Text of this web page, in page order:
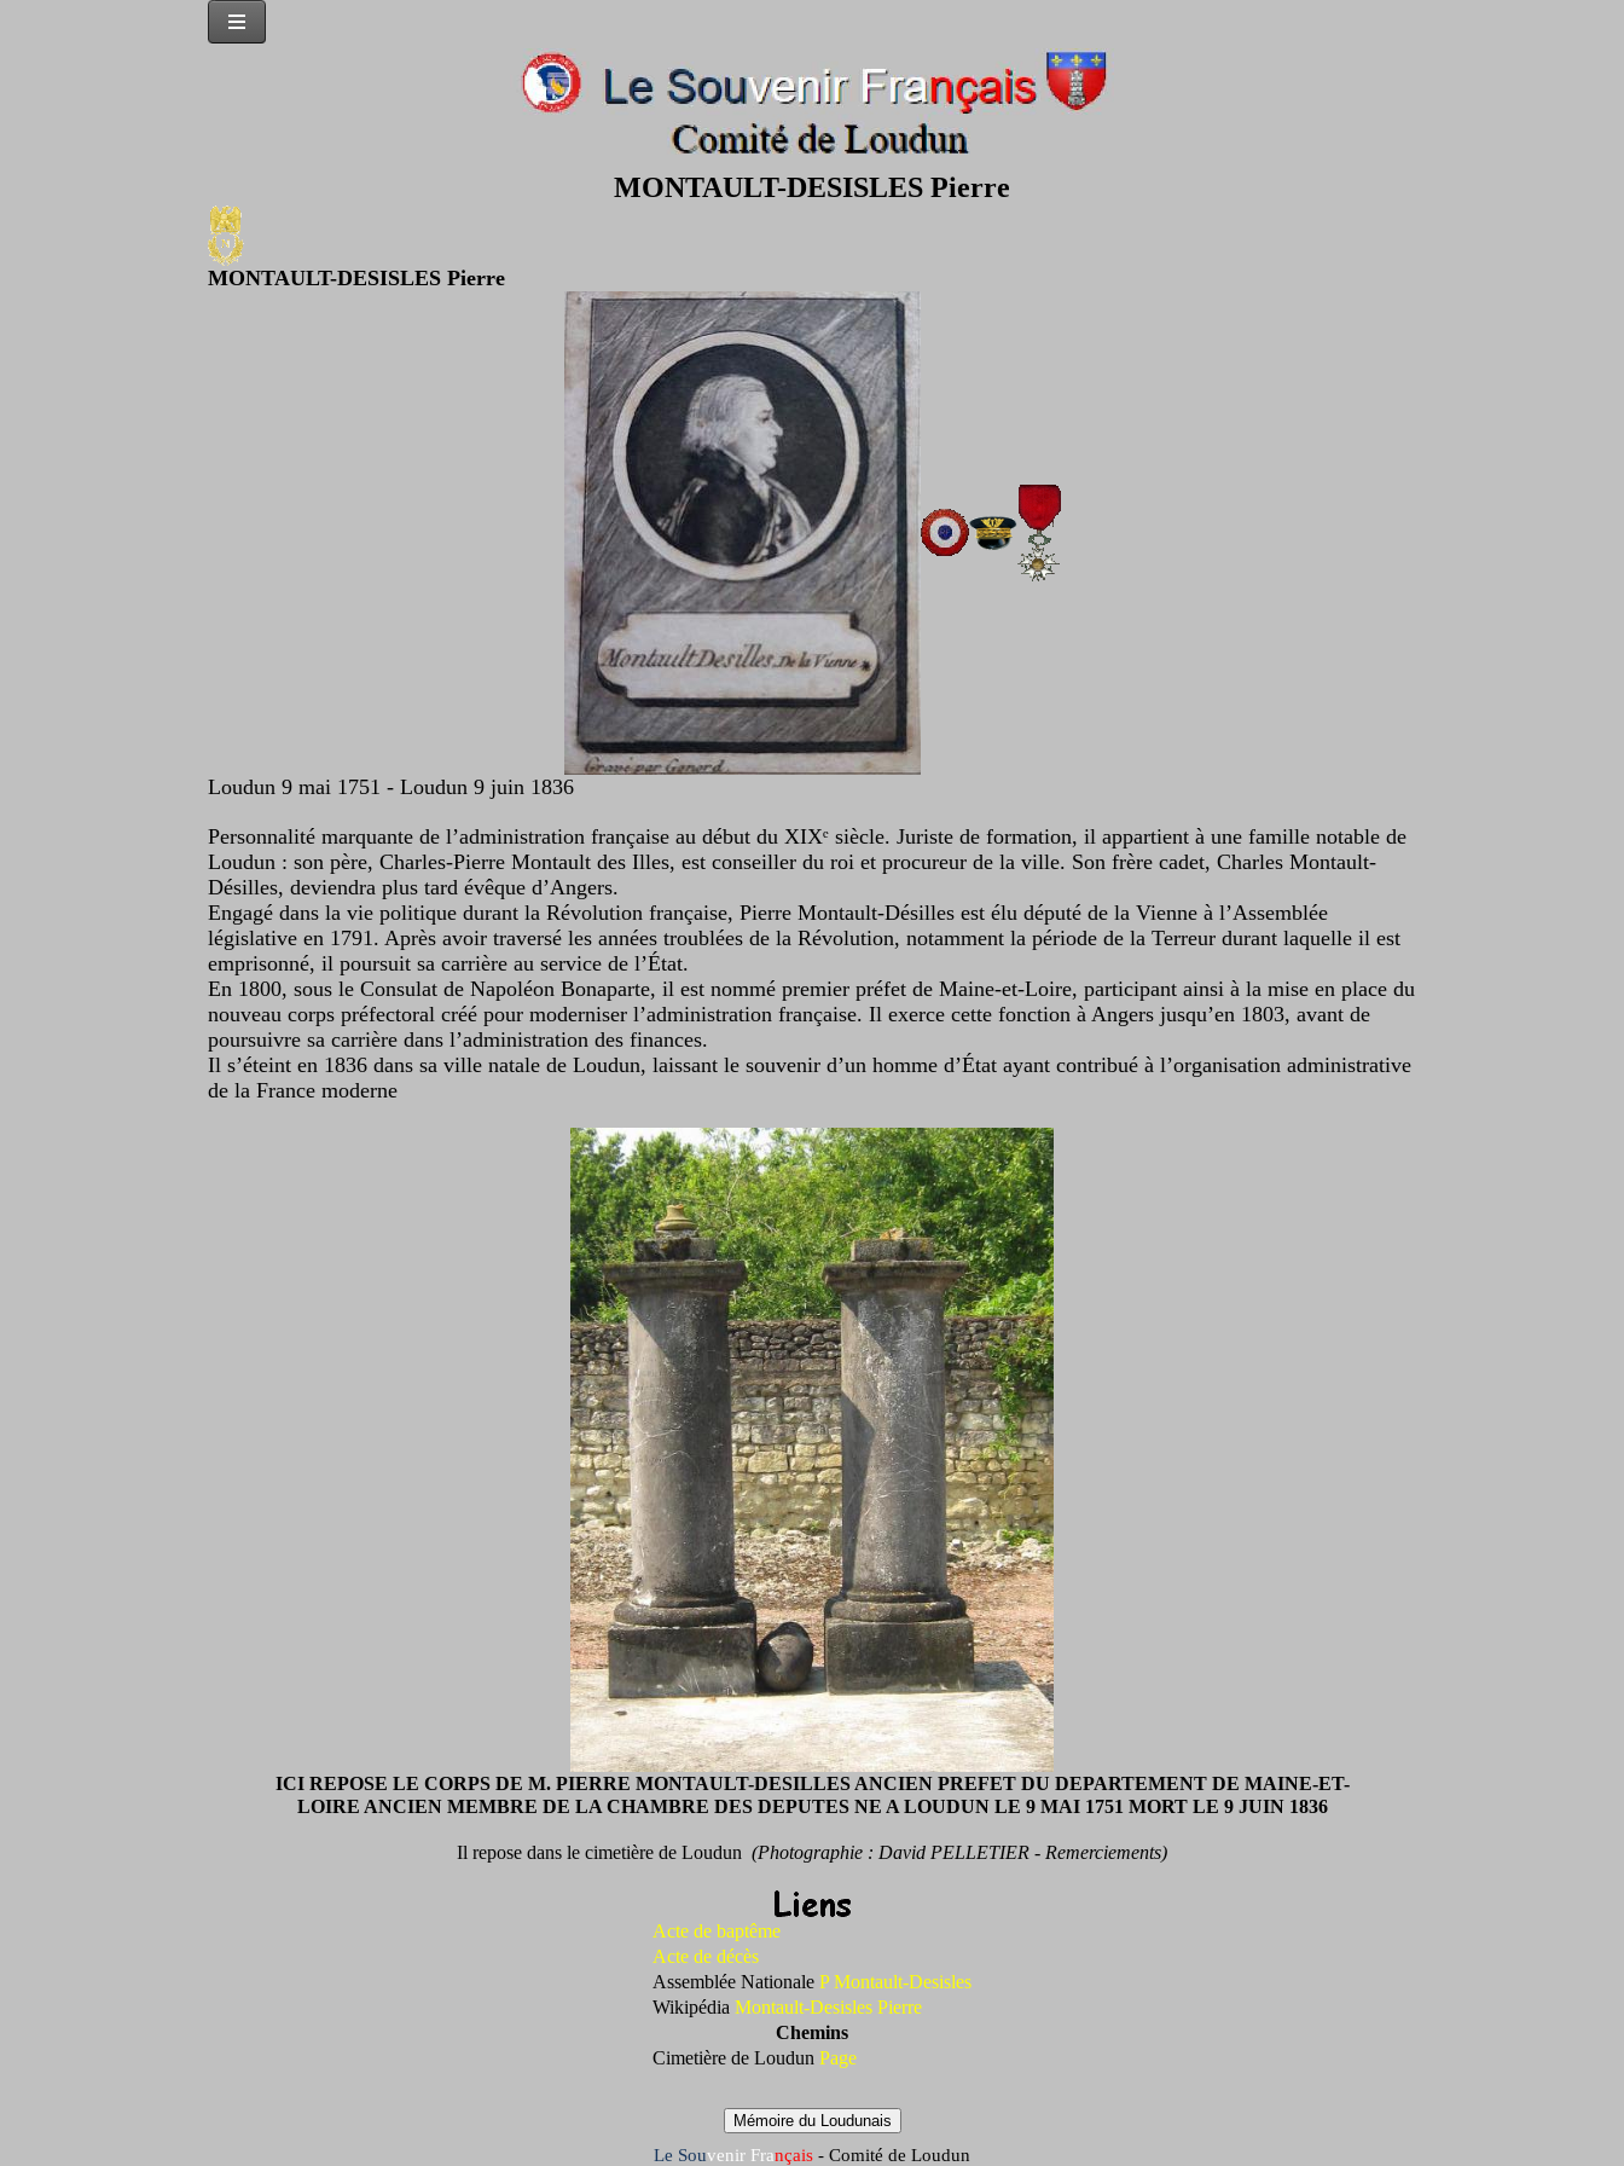
MONTAULT-DESISLES Pierre
MONTAULT-DESISLES Pierre
Loudun 9 mai 1751 - Loudun 9 juin 1836
Personnalité marquante de l’administration française au début du XIXᵉ siècle. Juriste de formation, il appartient à une famille notable de
Loudun : son père, Charles-Pierre Montault des Illes, est conseiller du roi et procureur de la ville. Son frère cadet, Charles Montault-
Désilles, deviendra plus tard évêque d’Angers.
Engagé dans la vie politique durant la Révolution française, Pierre Montault-Désilles est élu député de la Vienne à l’Assemblée
législative en 1791. Après avoir traversé les années troublées de la Révolution, notamment la période de la Terreur durant laquelle il est
emprisonné, il poursuit sa carrière au service de l’État.
En 1800, sous le Consulat de Napoléon Bonaparte, il est nommé premier préfet de Maine-et-Loire, participant ainsi à la mise en place du
nouveau corps préfectoral créé pour moderniser l’administration française. Il exerce cette fonction à Angers jusqu’en 1803, avant de
poursuivre sa carrière dans l’administration des finances.
Il s’éteint en 1836 dans sa ville natale de Loudun, laissant le souvenir d’un homme d’État ayant contribué à l’organisation administrative
de la France moderne
ICI REPOSE LE CORPS DE M. PIERRE MONTAULT-DESILLES ANCIEN PREFET DU DEPARTEMENT DE MAINE-ET-
LOIRE ANCIEN MEMBRE DE LA CHAMBRE DES DEPUTES NE A LOUDUN LE 9 MAI 1751 MORT LE 9 JUIN 1836
Il repose dans le cimetière de Loudun (Photographie : David PELLETIER - Remerciements)
Acte de baptême
Acte de décès
Assemblée Nationale P Montault-Desisles
Wikipédia Montault-Desisles Pierre
Chemins
Cimetière de Loudun Page
Mémoire du Loudunais
Le Souvenir Français - Comité de Loudun